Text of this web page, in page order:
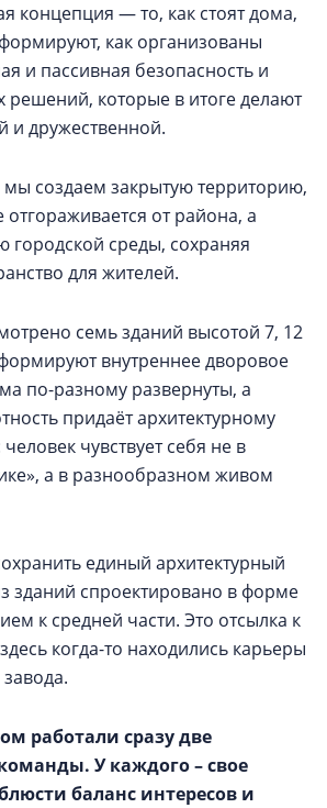
концепция — то, как стоят дома,
как организованы
и пассивная безопасность и
решений, которые в итоге делают
и дружественной.
создаем закрытую территорию,
от района, а
городской среды, сохраняя
для жителей.
семь зданий высотой 7, 12
внутреннее дворовое
по-разному развернуты, а
придаёт архитектурному
чувствует себя не в
а в разнообразном живом
единый архитектурный
зданий спроектировано в форме
к средней части. Это отсылка к
когда-то находились карьеры
работали сразу две
У каждого – свое
баланс интересов и